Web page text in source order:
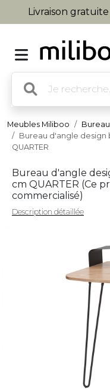
Livraison
Meubles Miliboo Bureau
Bureau d'angle design
QUARTER
Bureau d'angle
cm QUARTER (Ce
commercialisé)
Description détaillée